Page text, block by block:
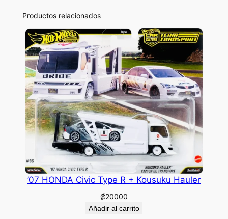
Productos relacionados
’07 HONDA Civic Type R + Kousuku Hauler
₡20000
Añadir al carrito